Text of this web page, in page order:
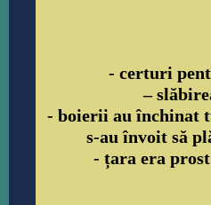
- certuri
–
- boierii au închinat
s-au învoit să
- țara era